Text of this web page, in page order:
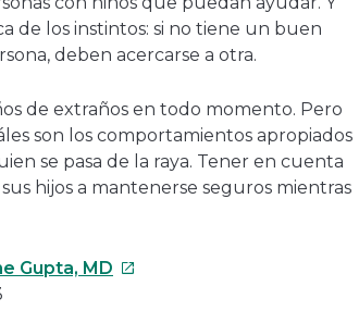
de los instintos: si no tiene un buen
deben acercarse a otra.
de extraños en todo momento. Pero
son los comportamientos apropiados
se pasa de la raya. Tener en cuenta
hijos a mantenerse seguros mientras
Gupta, MD Este